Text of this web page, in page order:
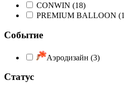
CONWIN (18)
PREMIUM BALLOON (1
Событие
Аэродизайн (3)
Статус